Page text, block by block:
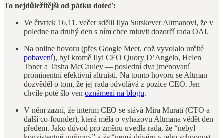
To nejdůležitější od pátku doteď:
Ve čtvrtek 16.11. večer sdělil Ilya Sutskever Altmanovi, že v
poledne na druhý den s ním chce mluvit dozorčí rada OAI.
Na online hovoru (přes Google Meet, což vyvolalo určité
pobavení), byl kromě Ilyi CEO Quory D’Angelo, Helen
Toner a Tasha McCauley — poslední dva jmenovaní
prominentní efektivní altruisti. Na tomto hovoru se Altman
dozvěděl o tom, že jej rada odvolává z pozice CEO. Jen
chvíle poté šlo ven oznámení na blogu.
V něm zazní, že interim CEO se stává Mira Murati (CTO a
další co-founder), která měla o vyhazovu Altmana vědět den
předem. Jako důvod pro změnu uvedla rada, že “nebyl